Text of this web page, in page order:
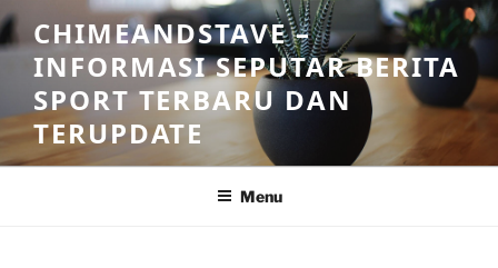
Skip
to
content
CHIMEANDSTAVE –
INFORMASI SEPUTAR BERITA
SPORT TERBARU DAN
TERUPDATE
Menu